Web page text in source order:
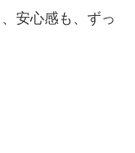
安心感も、ずっ